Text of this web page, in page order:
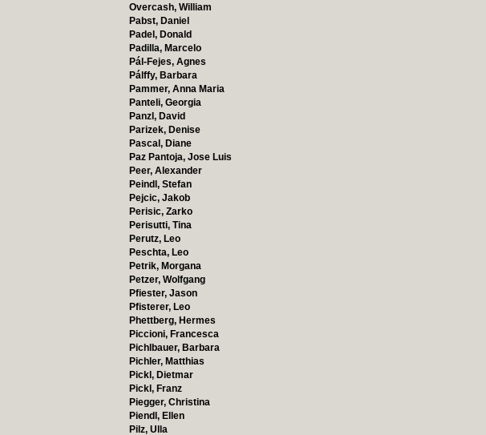
Overcash, William
Pabst, Daniel
Padel, Donald
Padilla, Marcelo
Pál-Fejes, Agnes
Pálffy, Barbara
Pammer, Anna Maria
Panteli, Georgia
Panzl, David
Parizek, Denise
Pascal, Diane
Paz Pantoja, Jose Luis
Peer, Alexander
Peindl, Stefan
Pejcic, Jakob
Perisic, Zarko
Perisutti, Tina
Perutz, Leo
Peschta, Leo
Petrik, Morgana
Petzer, Wolfgang
Pfiester, Jason
Pfisterer, Leo
Phettberg, Hermes
Piccioni, Francesca
Pichlbauer, Barbara
Pichler, Matthias
Pickl, Dietmar
Pickl, Franz
Piegger, Christina
Piendl, Ellen
Pilz, Ulla